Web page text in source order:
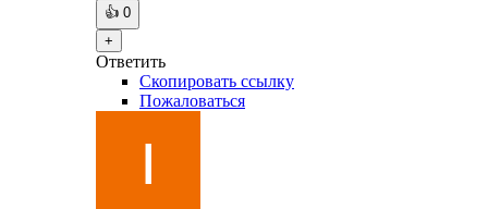
👍 0
+
Ответить
Скопировать ссылку
Пожаловаться